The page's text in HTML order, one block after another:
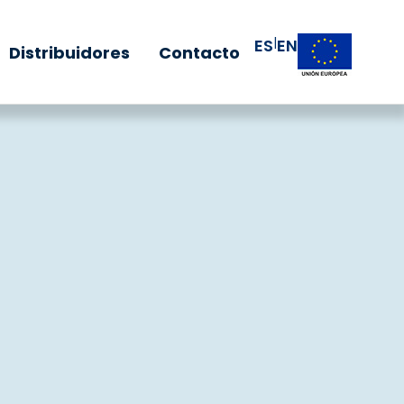
Distribuidores Contacto ES|EN